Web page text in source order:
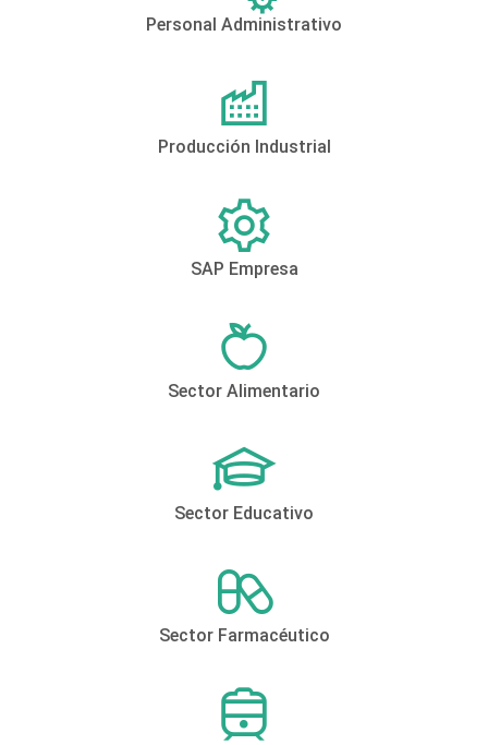
Personal Administrativo
Producción Industrial
SAP Empresa
Sector Alimentario
Sector Educativo
Sector Farmacéutico